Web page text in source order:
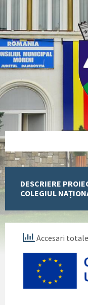
sidebar
DESCRIERE
COLEGIUL
Accesari